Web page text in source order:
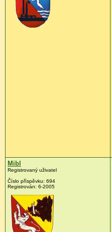
Mibl
Registrovaný uživatel
Číslo příspěvku: 694
Registrován: 6-2005